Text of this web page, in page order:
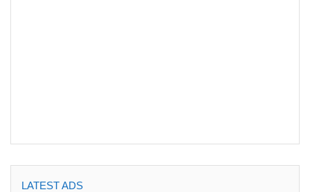
LATEST ADS